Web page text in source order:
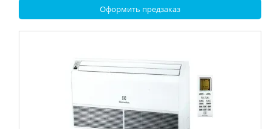
Оформить предзаказ